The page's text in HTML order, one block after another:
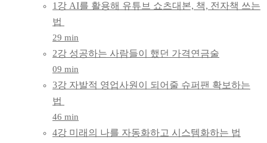
1강 AI를 활용해 유튜브 쇼츠대본, 책, 전자책 쓰는
법
29 min
2강 성공하는 사람들이 했던 가격연금술
09 min
3강 자발적 영업사원이 되어줄 슈퍼팬 확보하는
법
46 min
4강 미래의 나를 자동화하고 시스템화하는 법